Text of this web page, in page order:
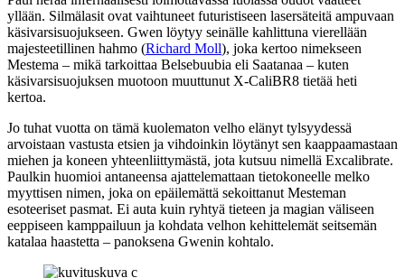
yllään. Silmälasit ovat vaihtuneet futuristiseen lasersäteitä ampuvaan
käsivarsisuojukseen. Gwen löytyy seinälle kahlittuna vierellään
majesteetillinen hahmo (Richard Moll), joka kertoo nimekseen
Mestema – mikä tarkoittaa Belsebuubia eli Saatanaa – kuten
käsivarsisuojuksen muotoon muuttunut X‑CaliBR8 tietää heti
kertoa.
Jo tuhat vuotta on tämä kuolematon velho elänyt tylsyydessä
arvoistaan vastusta etsien ja vihdoinkin löytänyt sen kaappaamastaan
miehen ja koneen yhteenliittymästä, jota kutsuu nimellä Excalibrate.
Paulkin huomioi antaneensa ajattelemattaan tietokoneelle melko
myyttisen nimen, joka on epäilemättä sekoittanut Mesteman
esoteeriset pasmat. Ei auta kuin ryhtyä tieteen ja magian väliseen
eeppiseen kamppailuun ja kohdata velhon kehittelemät seitsemän
katalaa haastetta – panoksena Gwenin kohtalo.